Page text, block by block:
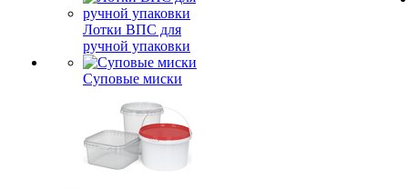
Лотки ВПС для
ручной упаковки
Суповые миски